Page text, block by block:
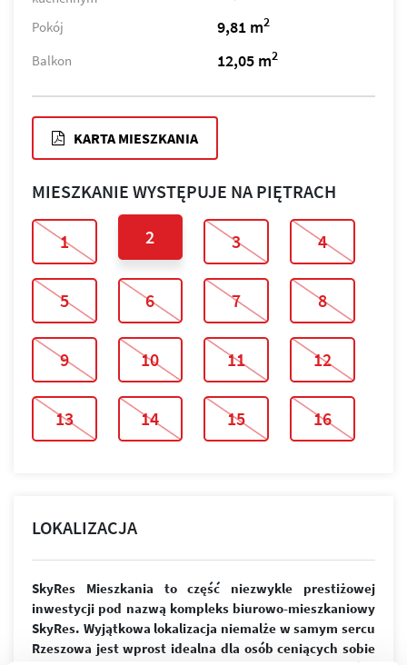
Pokój 9,81 m2
Balkon 12,05 m2
KARTA MIESZKANIA
MIESZKANIE WYSTĘPUJE NA PIĘTRACH
1 2 3 4
5 6 7 8
9 10 11 12
13 14 15 16
LOKALIZACJA
SkyRes Mieszkania to część niezwykle prestiżowej
inwestycji pod nazwą kompleks biurowo-mieszkaniowy
SkyRes. Wyjątkowa lokalizacja niemalże w samym sercu
Rzeszowa jest wprost idealna dla osób ceniących sobie